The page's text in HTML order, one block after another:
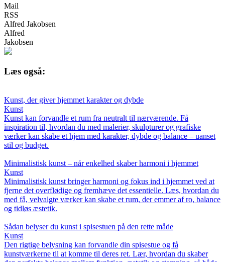
Mail
RSS
Alfred Jakobsen
Alfred
Jakobsen
Læs også:
Kunst, der giver hjemmet karakter og dybde
Kunst
Kunst kan forvandle et rum fra neutralt til nærværende. Få
inspiration til, hvordan du med malerier, skulpturer og grafiske
værker kan skabe et hjem med karakter, dybde og balance – uanset
stil og budget.
Minimalistisk kunst – når enkelhed skaber harmoni i hjemmet
Kunst
Minimalistisk kunst bringer harmoni og fokus ind i hjemmet ved at
fjerne det overflødige og fremhæve det essentielle. Læs, hvordan du
med få, velvalgte værker kan skabe et rum, der emmer af ro, balance
og tidløs æstetik.
Sådan belyser du kunst i spisestuen på den rette måde
Kunst
Den rigtige belysning kan forvandle din spisestue og få
kunstværkerne til at komme til deres ret. Lær, hvordan du skaber